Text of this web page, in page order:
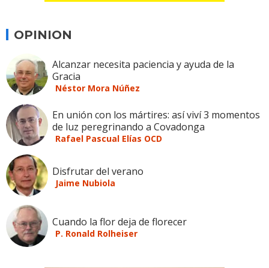
OPINION
Alcanzar necesita paciencia y ayuda de la
Gracia
Néstor Mora Núñez
En unión con los mártires: así viví 3 momentos
de luz peregrinando a Covadonga
Rafael Pascual Elías OCD
Disfrutar del verano
Jaime Nubiola
Cuando la flor deja de florecer
P. Ronald Rolheiser